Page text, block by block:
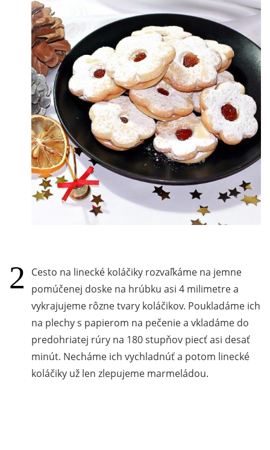
Cesto na linecké koláčiky rozvaľkáme na jemne
pomúčenej doske na hrúbku asi 4 milimetre a
vykrajujeme rôzne tvary koláčikov. Poukladáme ich
na plechy s papierom na pečenie a vkladáme do
predohriatej rúry na 180 stupňov piecť asi desať
minút. Necháme ich vychladnúť a potom linecké
koláčiky už len zlepujeme marmeládou.